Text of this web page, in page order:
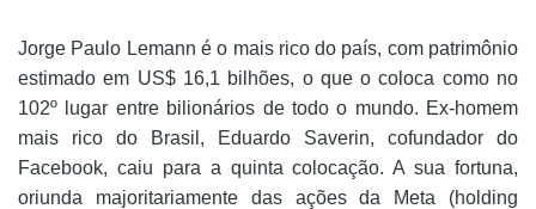
Jorge Paulo Lemann é o mais rico do país, com patrimônio
estimado em US$ 16,1 bilhões, o que o coloca como no
102º lugar entre bilionários de todo o mundo. Ex-homem
mais rico do Brasil, Eduardo Saverin, cofundador do
Facebook, caiu para a quinta colocação. A sua fortuna,
oriunda majoritariamente das ações da Meta (holding